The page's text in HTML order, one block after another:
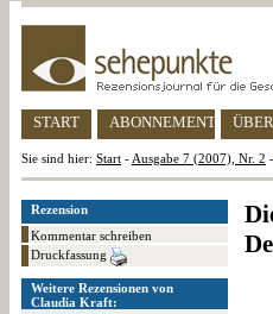
START ABONNEMENT
Sie sind hier: Start - Ausgabe 7 (2007), Nr. 2 -
Rezension
Kommentar schreiben
Druckfassung
Weitere Rezensionen von
Claudia Kraft: